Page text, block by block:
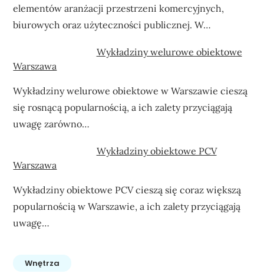
elementów aranżacji przestrzeni komercyjnych,
biurowych oraz użyteczności publicznej. W…
Wykładziny welurowe obiektowe
Warszawa
Wykładziny welurowe obiektowe w Warszawie cieszą
się rosnącą popularnością, a ich zalety przyciągają
uwagę zarówno…
Wykładziny obiektowe PCV
Warszawa
Wykładziny obiektowe PCV cieszą się coraz większą
popularnością w Warszawie, a ich zalety przyciągają
uwagę…
Wnętrza